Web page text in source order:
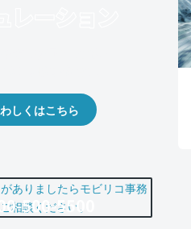
しくはこちら
500-5500